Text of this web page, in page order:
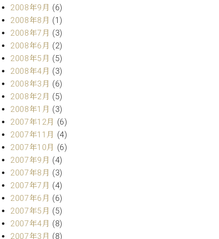
2008年9月 (6)
2008年8月 (1)
2008年7月 (3)
2008年6月 (2)
2008年5月 (5)
2008年4月 (3)
2008年3月 (6)
2008年2月 (5)
2008年1月 (3)
2007年12月 (6)
2007年11月 (4)
2007年10月 (6)
2007年9月 (4)
2007年8月 (3)
2007年7月 (4)
2007年6月 (6)
2007年5月 (5)
2007年4月 (8)
2007年3月 (8)